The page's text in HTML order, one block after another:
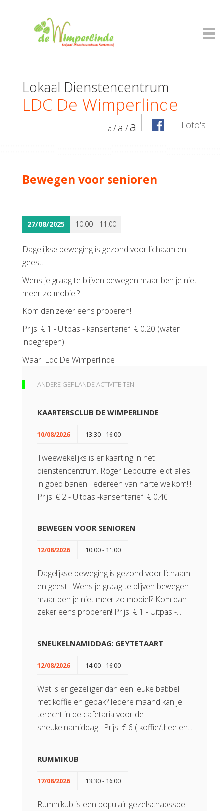
Lokaal Dienstencentrum
LDC De Wimperlinde
a / a /a Foto's
Bewegen voor senioren
27/08/2025 10:00 - 11:00
Dagelijkse beweging is gezond voor lichaam en
geest.
Wens je graag te blijven bewegen maar ben je niet
meer zo mobiel?
Kom dan zeker eens proberen!
Prijs: € 1 - Uitpas - kansentarief: € 0.20 (water
inbegrepen)
Waar: Ldc De Wimperlinde
ANDERE GEPLANDE ACTIVITEITEN
KAARTERSCLUB DE WIMPERLINDE
10/08/2026 13:30 - 16:00
Tweewekelijks is er kaarting in het
dienstencentrum. Roger Lepoutre leidt alles
in goed banen. Iedereen van harte welkom!!!
Prijs: € 2 - Uitpas -kansentarief: € 0.40
BEWEGEN VOOR SENIOREN
12/08/2026 10:00 - 11:00
Dagelijkse beweging is gezond voor lichaam
en geest. Wens je graag te blijven bewegen
maar ben je niet meer zo mobiel? Kom dan
zeker eens proberen! Prijs: € 1 - Uitpas -...
SNEUKELNAMIDDAG: GEYTETAART
12/08/2026 14:00 - 16:00
Wat is er gezelliger dan een leuke babbel
met koffie en gebak? Iedere maand kan je
terecht in de cafetaria voor de
sneukelnamiddag. Prijs: € 6 ( koffie/thee en...
RUMMIKUB
17/08/2026 13:30 - 16:00
Rummikub is een populair gezelschapsspel